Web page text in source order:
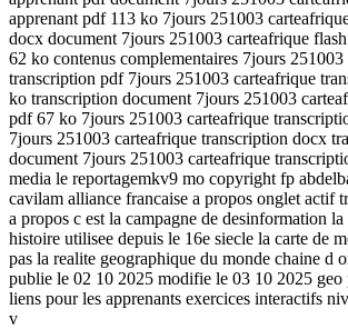
apprenant pdf 113 ko 7jours 251003
docx document 7jours 251003 carteafrique
62 ko contenus complementaires 7jours 251003
transcription pdf 7jours 251003 carteafrique
ko transcription document 7jours 251003
pdf 67 ko 7jours 251003 carteafrique
7jours 251003 carteafrique transcription docx
document 7jours 251003 carteafrique
media le reportagemkv9 mo copyright fp
cavilam alliance francaise a propos onglet actif
a propos c est la campagne de desinformation
histoire utilisee depuis le 16e siecle la carte de
pas la realite geographique du monde chaine d
publie le 02 10 2025 modifie le 03 10 2025 geo
liens pour les apprenants exercices interactifs
v